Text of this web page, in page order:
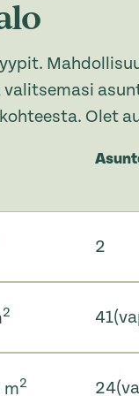
Olet
2
2 41
m2 24